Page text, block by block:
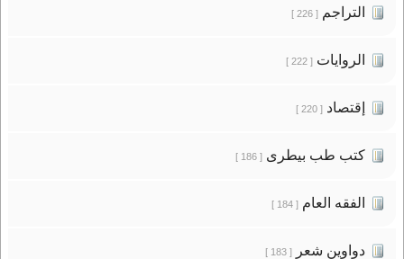
التراجم[ 226 ]
الروايات[ 222 ]
إقتصاد[ 220 ]
كتب طب بيطرى[ 186 ]
الفقه العام[ 184 ]
دواوين شعر[ 183 ]